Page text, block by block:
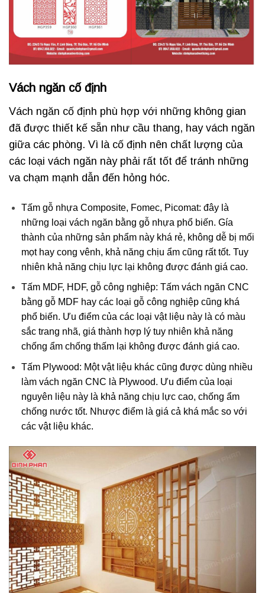
Vách ngăn cố định
Vách ngăn cố định phù hợp với những không gian
đã được thiết kế sẵn như cầu thang, hay vách ngăn
giữa các phòng. Vì là cố định nên chất lượng của
các loại vách ngăn này phải rất tốt để tránh những
va chạm mạnh dẫn đến hỏng hóc.
Tấm gỗ nhựa Composite, Fomec, Picomat: đây là
những loại vách ngăn bằng gỗ nhựa phổ biến. Gía
thành của những sản phẩm này khá rẻ, không dễ bị mối
mọt hay cong vênh, khả năng chịu ẩm cũng rất tốt. Tuy
nhiên khả năng chịu lực lại không được đánh giá cao.
Tấm MDF, HDF, gỗ công nghiệp: Tấm vách ngăn CNC
bằng gỗ MDF hay các loại gỗ công nghiệp cũng khá
phổ biến. Ưu điểm của các loại vật liệu này là có màu
sắc trang nhã, giá thành hợp lý tuy nhiên khả năng
chống ẩm chống thấm lại không được đánh giá cao.
Tấm Plywood: Một vật liệu khác cũng được dùng nhiều
làm vách ngăn CNC là Plywood. Ưu điểm của loại
nguyên liệu này là khả năng chịu lực cao, chống ẩm
chống nước tốt. Nhược điểm là giá cả khá mắc so với
các vật liệu khác.